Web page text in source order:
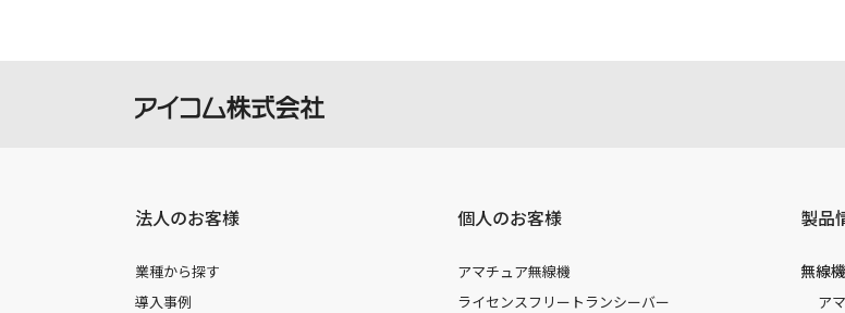
法人のお客様
業種から探す
導入事例
個人のお客様
アマチュア無線機
ライセンスフリートランシーバー
製品
無線
ア